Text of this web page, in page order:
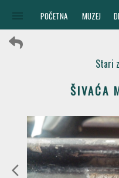
POČETNA MUZEJ
Stari
ŠIVAĆA
arrow_back_ios